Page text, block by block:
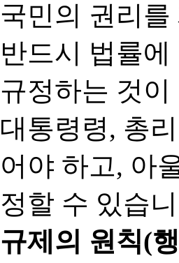
국민의 권리
반드시 법률
규정하는 것
대통령령, 총
어야 하고, 아
정할 수 있습
규제의 원칙(